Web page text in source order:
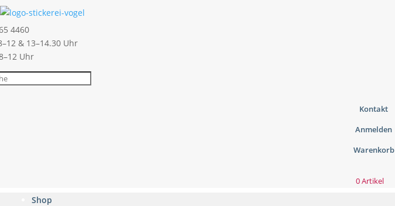
4460
& 13–14.30 Uhr
Uhr
Kontakt
Anmelden
Warenkorb
0 Artikel
Shop